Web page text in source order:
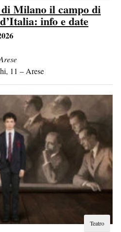
Milano il campo di
info e date
11 – Arese
Teatro